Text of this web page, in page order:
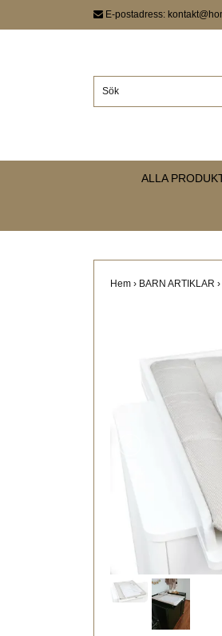
E-postadress:
ALLA
Hem › BARN ARTIKLAR ›